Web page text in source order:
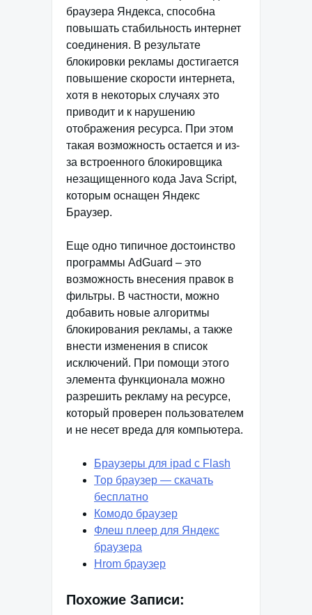
браузера Яндекса, способна
повышать стабильность интернет
соединения. В результате
блокировки рекламы достигается
повышение скорости интернета,
хотя в некоторых случаях это
приводит и к нарушению
отображения ресурса. При этом
такая возможность остается и из-
за встроенного блокировщика
незащищенного кода Java Script,
которым оснащен Яндекс
Браузер.
Еще одно типичное достоинство
программы AdGuard – это
возможность внесения правок в
фильтры. В частности, можно
добавить новые алгоритмы
блокирования рекламы, а также
внести изменения в список
исключений. При помощи этого
элемента функционала можно
разрешить рекламу на ресурсе,
который проверен пользователем
и не несет вреда для компьютера.
Браузеры для ipad с Flash
Тор браузер — скачать
бесплатно
Комодо браузер
Флеш плеер для Яндекс
браузера
Hrom браузер
Похожие Записи: